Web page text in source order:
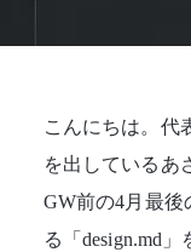
こんにちは。代
を出しているあ
GW前の4月最後
る「design.md